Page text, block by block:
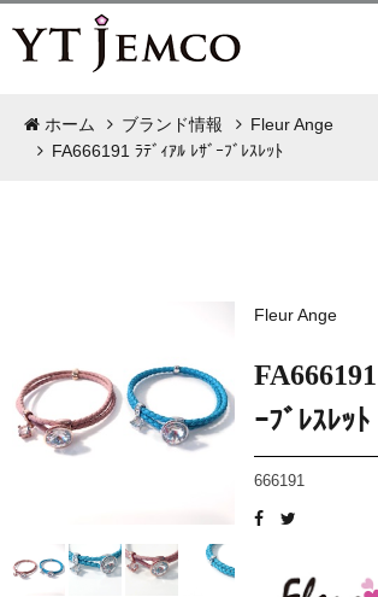
ホーム ブランド情報
Fleur Ange
FA666191 ﾗﾃﾞｨｱﾙ ﾚｻﾞｰﾌﾞﾚｽﾚｯﾄ
Fleur Ange
ｰﾌﾞﾚｽﾚｯﾄ
666191